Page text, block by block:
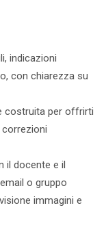
indicazioni
con chiarezza su
costruita per offrirti
il docente e il
o gruppo
immagini e